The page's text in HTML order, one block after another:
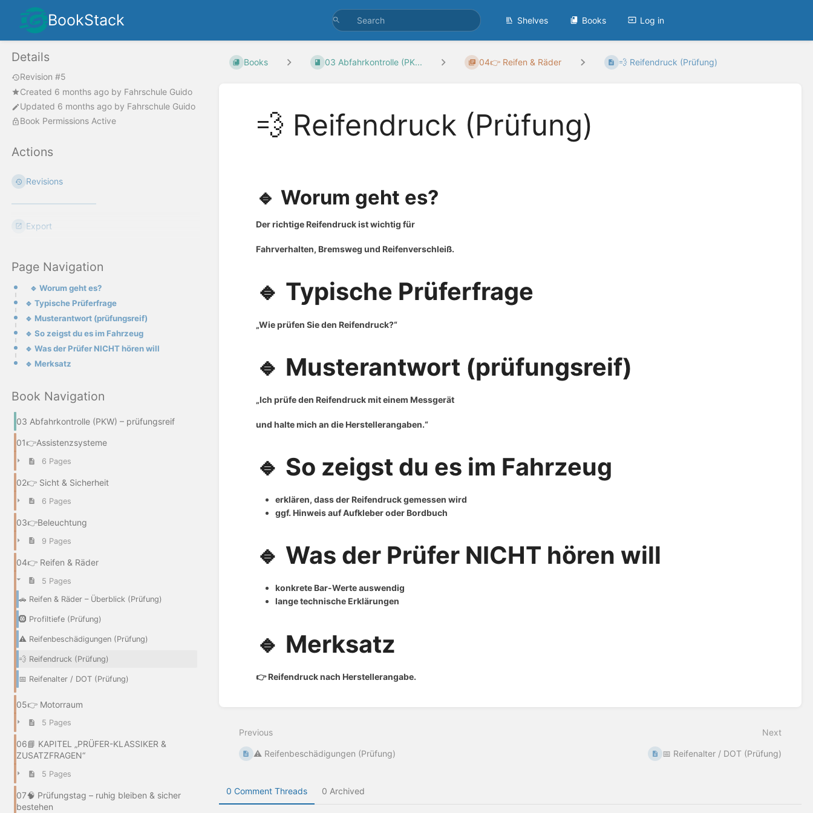
BookStack Shelves Books Log in
Details
Revision #5
Created 6 months ago by Fahrschule Guido
Updated 6 months ago by Fahrschule Guido
Book Permissions Active
Actions
Revisions
Export
Page Navigation
🔹 Worum geht es?
🔹 Typische Prüferfrage
🔹 Musterantwort (prüfungsreif)
🔹 So zeigst du es im Fahrzeug
🔹 Was der Prüfer NICHT hören will
🔹 Merksatz
Book Navigation
03 Abfahrkontrolle (PKW) – prüfungsreif
01👉Assistenzsysteme
6 Pages
02👉 Sicht & Sicherheit
6 Pages
03👉Beleuchtung
9 Pages
04👉 Reifen & Räder
5 Pages
🚗 Reifen & Räder – Überblick (Prüfung)
🛞 Profiltiefe (Prüfung)
⚠️ Reifenbeschädigungen (Prüfung)
💨 Reifendruck (Prüfung)
📅 Reifenalter / DOT (Prüfung)
05👉 Motorraum
5 Pages
06📘 KAPITEL „PRÜFER-KLASSIKER &
ZUSATZFRAGEN“
5 Pages
07🧠 Prüfungstag – ruhig bleiben & sicher
bestehen
Books 03 Abfahrkontrolle (PK... 04👉 Reifen & Räder 💨 Reifendruck (Prüfung)
💨 Reifendruck (Prüfung)
🔹 Worum geht es?
Der richtige Reifendruck ist wichtig für
Fahrverhalten, Bremsweg und Reifenverschleiß.
🔹 Typische Prüferfrage
„Wie prüfen Sie den Reifendruck?“
🔹 Musterantwort (prüfungsreif)
„Ich prüfe den Reifendruck mit einem Messgerät
und halte mich an die Herstellerangaben.“
🔹 So zeigst du es im Fahrzeug
erklären, dass der Reifendruck gemessen wird
ggf. Hinweis auf Aufkleber oder Bordbuch
🔹 Was der Prüfer NICHT hören will
konkrete Bar-Werte auswendig
lange technische Erklärungen
🔹 Merksatz
👉Reifendruck nach Herstellerangabe.
mode
Previous
⚠️ Reifenbeschädigungen (Prüfung)
Next
📅 Reifenalter / DOT (Prüfung)
0 Comment Threads 0 Archived